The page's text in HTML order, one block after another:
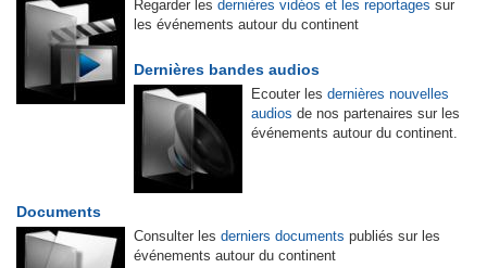
Regarder les dernières vidéos et les reportages sur
les événements autour du continent
Dernières bandes audios
Ecouter les dernières nouvelles
audios de nos partenaires sur les
événements autour du continent.
Documents
Consulter les derniers documents publiés sur les
événements autour du continent